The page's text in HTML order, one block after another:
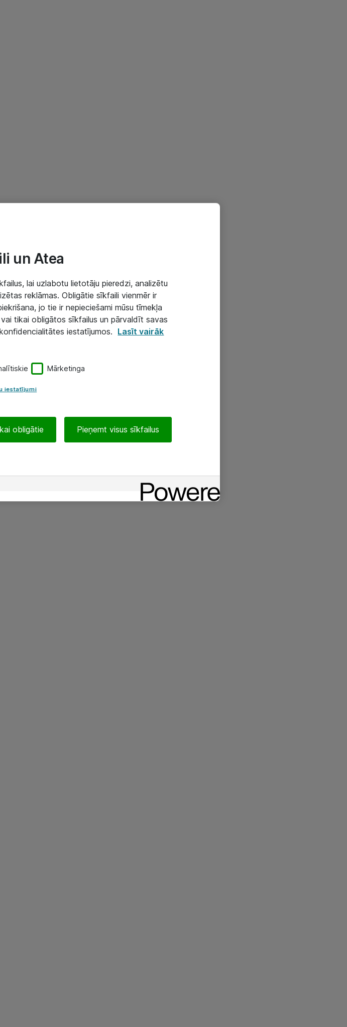
un Atea
lai uzlabotu lietotāju pieredzi, analizētu
reklāmas. Obligātie sīkfaili vienmēr ir
jo tie ir nepieciešami mūsu tīmekļa
tikai obligātos sīkfailus un pārvaldīt savas
iestatījumos. Lasīt vairāk
Mārketinga
iestatījumi
obligātie Pieņemt visus sīkfailus